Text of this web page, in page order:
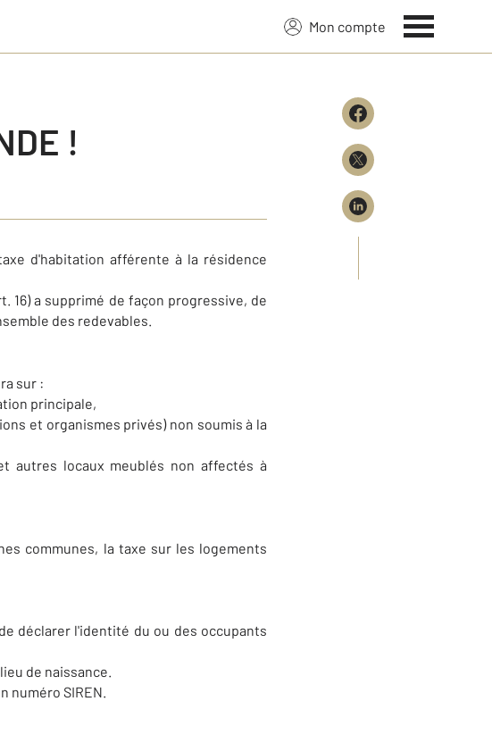
Mon compte
!
d'habitation afférente à la résidence
16) a supprimé de façon progressive, de
des redevables.
sur :
principale,
et organismes privés) non soumis à la
autres locaux meublés non affectés à
communes, la taxe sur les logements
déclarer l'identité du ou des occupants
de naissance.
numéro SIREN.